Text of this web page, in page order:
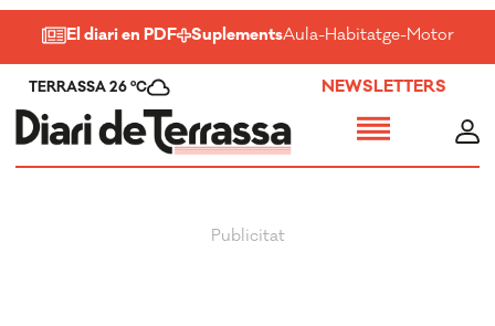
El diari en PDF SuplementsAula-Habitatge-Motor-
TERRASSA 26 ºC NEWSLETTERS